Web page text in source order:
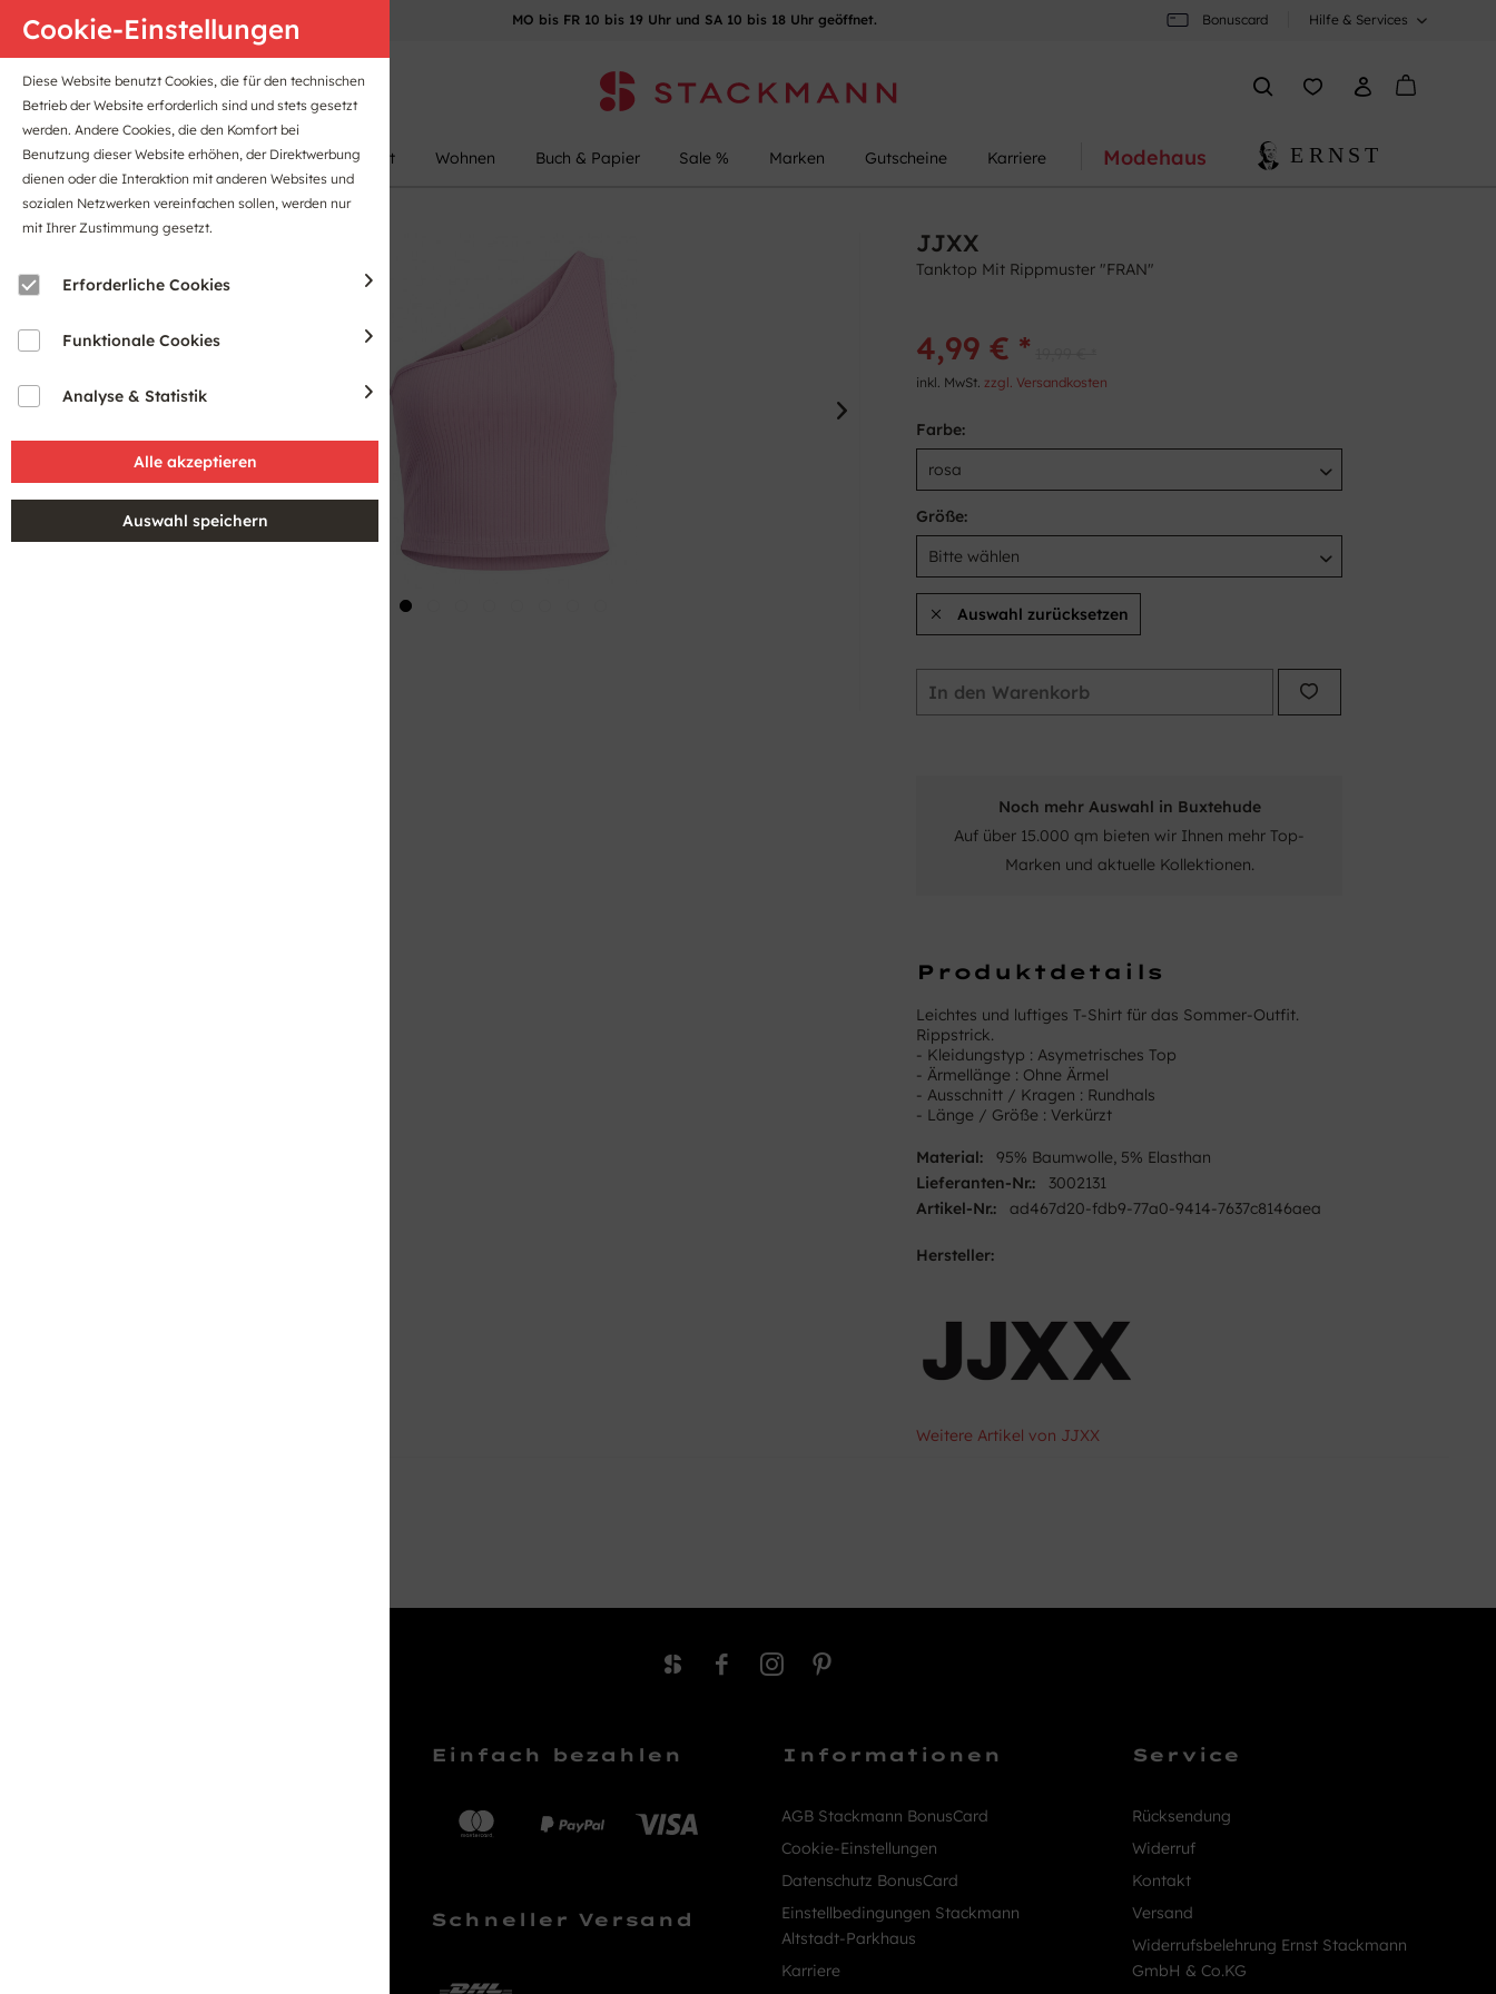
Anfahrt B2B-Portal MO bis FR 10 bis 19 Uhr und SA 10 bis 18 Uhr geöffnet. Bonuscard Hilfe & Services
Damen Herren Kinder Sport Wohnen Buch & Papier Sale % Marken Gutscheine Karriere Modehaus
Cookie-Einstellungen
Diese Website benutzt Cookies, die für den technischen
Betrieb der Website erforderlich sind und stets gesetzt
werden. Andere Cookies, die den Komfort bei
Benutzung dieser Website erhöhen, der Direktwerbung
dienen oder die Interaktion mit anderen Websites und
sozialen Netzwerken vereinfachen sollen, werden nur
mit Ihrer Zustimmung gesetzt.
Erforderliche Cookies
Funktionale Cookies
Analyse & Statistik
JJXX
Tanktop Mit Rippmuster "FRAN"
4,99 € *
inkl. MwSt.zzgl. Versandkosten
Farbe:
Größe:
Auswahl zurücksetzen
In den Warenkorb
Noch mehr Auswahl in Buxtehude
Auf über 15.000 qm bieten wir Ihnen mehr Top-
Marken und aktuelle Kollektionen.
Produktdetails
Leichtes und luftiges T-Shirt für das Sommer-Outfit.
Rippstrick.
- Kleidungstyp : Asymetrisches Top
- Ärmellänge : Ohne Ärmel
- Ausschnitt / Kragen : Rundhals
- Länge / Größe : Verkürzt
Material:
95% Baumwolle, 5% Elasthan
Lieferanten-Nr.:
3002131
Artikel-Nr.:
ad467d20-fdb9-77a0-9414-7637c8146aea
Hersteller:
Weitere Artikel von JJXX
Einfach bezahlen
Schneller Versand
Informationen
AGB Stackmann BonusCard
Cookie-Einstellungen
Datenschutz BonusCard
Einstellbedingungen Stackmann
Altstadt-Parkhaus
Karriere
Service
Rücksendung
Widerruf
Kontakt
Versand
Widerrufsbelehrung Ernst Stackmann
GmbH & Co.KG